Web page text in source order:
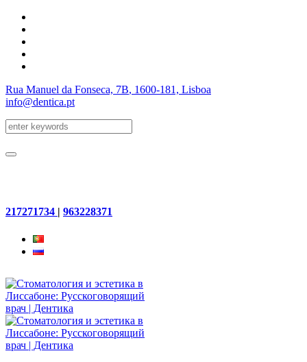
Rua Manuel da Fonseca, 7B, 1600-181, Lisboa
info@dentica.pt
217271734 | 963228371